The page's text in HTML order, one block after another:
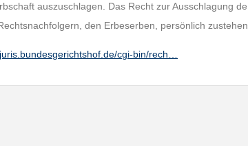
auszuschlagen. Das Recht zur Ausschlagung
den Erbeserben, persönlich
cgi-bin/rech…